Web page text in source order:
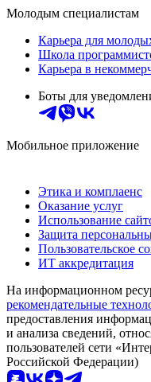
Молодым специалистам
Карьера для
Школа
Карьера в
Боты для
Мобильное приложение
Этика и комплаенс
Оказание услуг
Использование
Защита
Пользовательское
ИТ аккредитация
На информационном
рекомендательные
предоставления
и анализа сведений,
пользователей сети
Российской Федерации)